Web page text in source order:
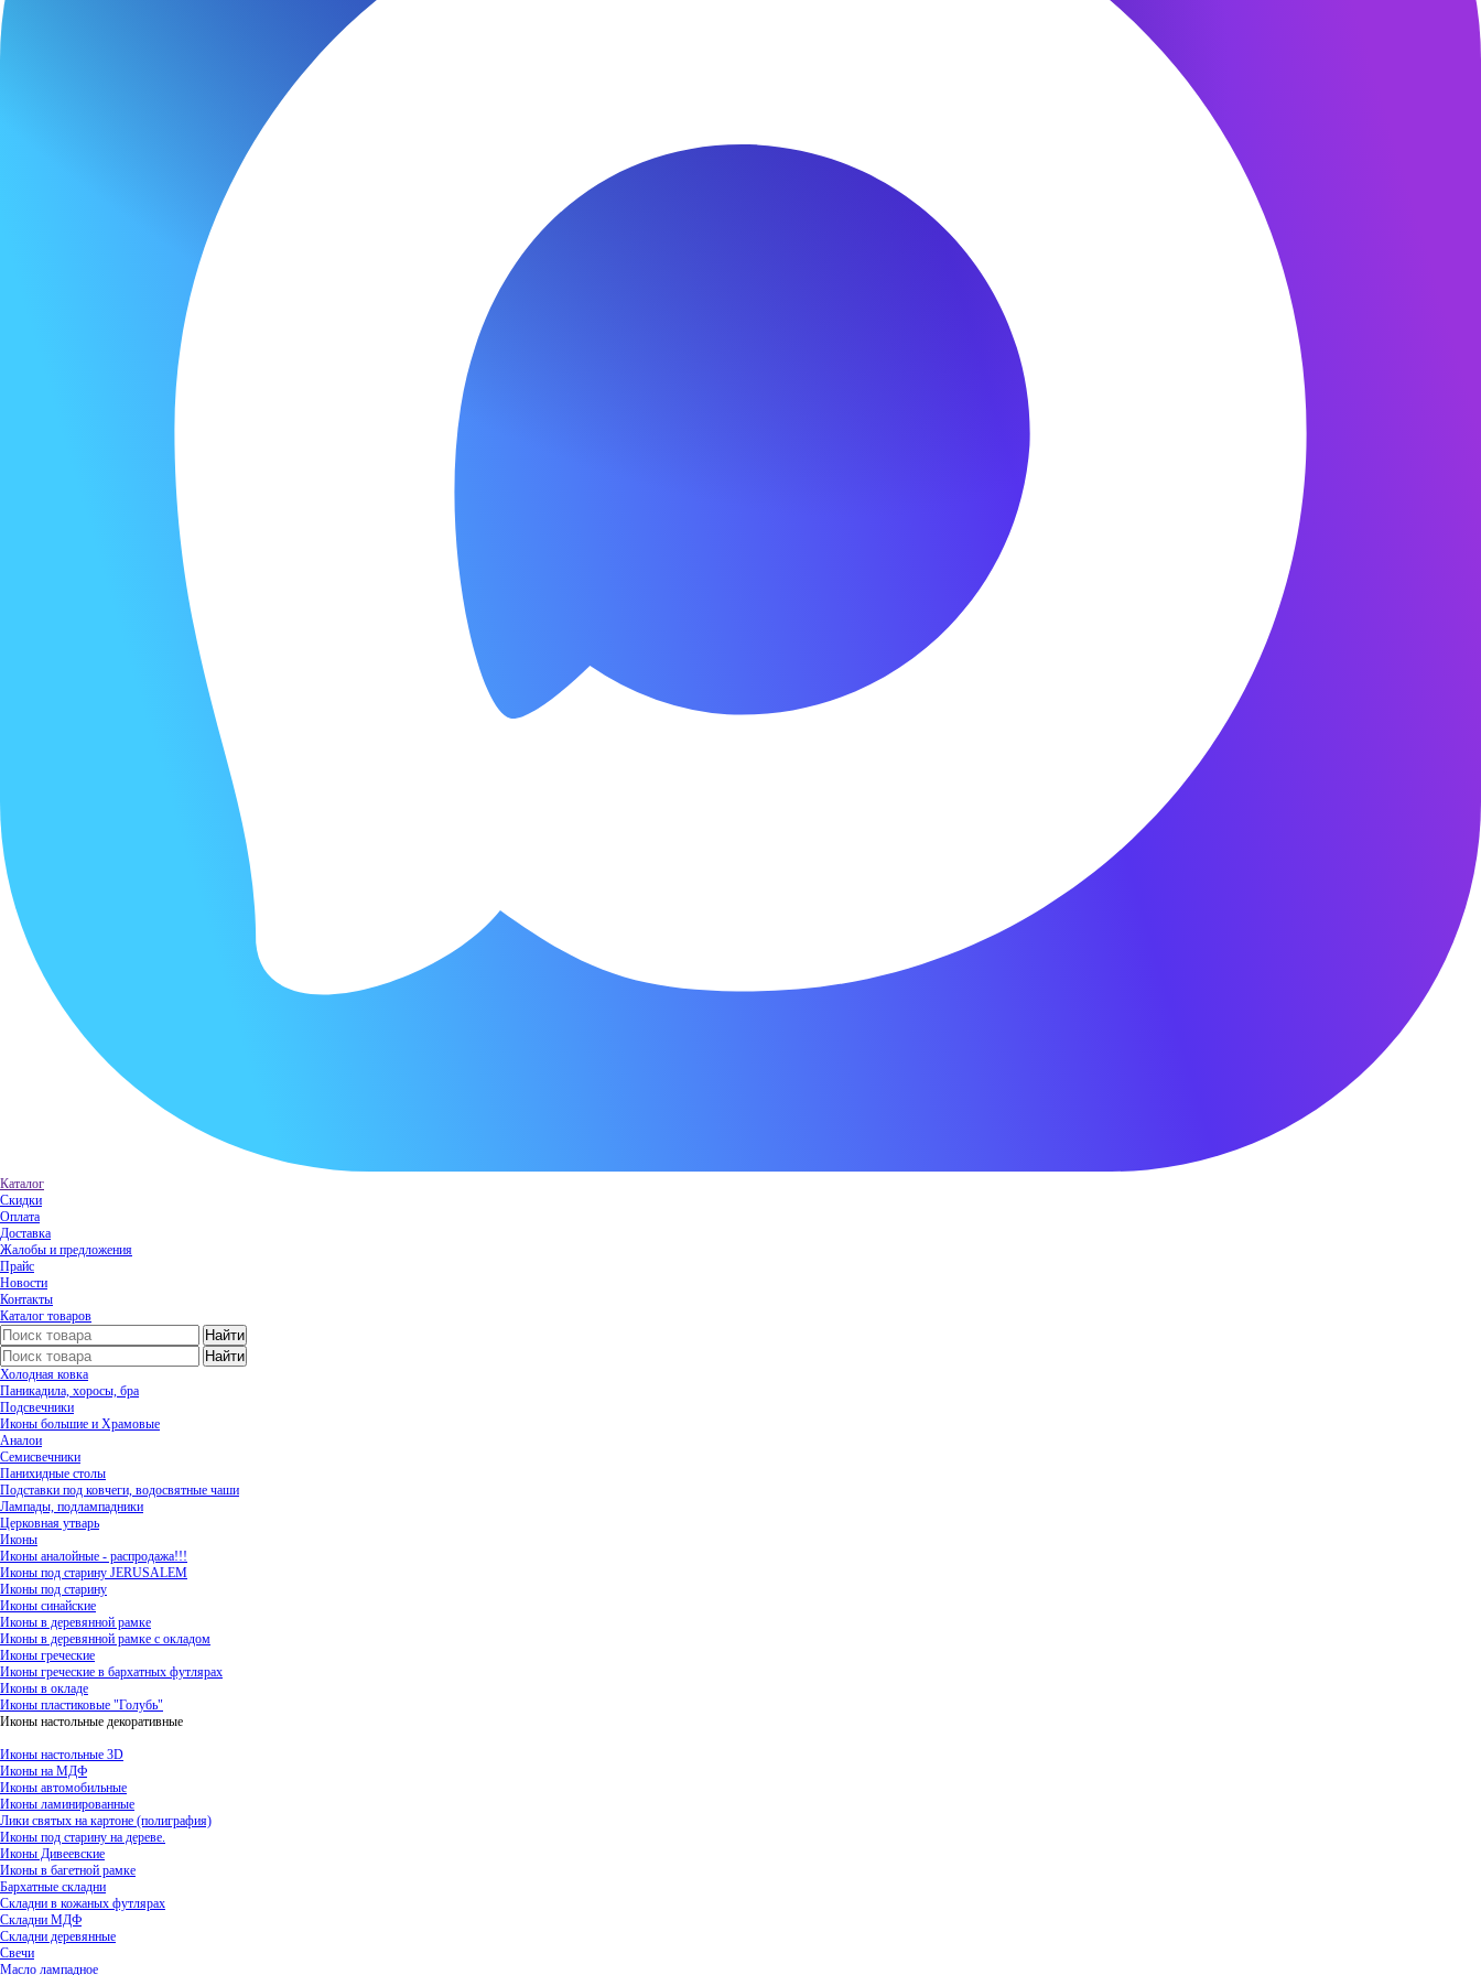
Каталог
Скидки
Оплата
Доставка
Жалобы и предложения
Прайс
Новости
Контакты
Каталог товаров
Холодная ковка
Паникадила, хоросы, бра
Подсвечники
Иконы большие и Храмовые
Аналои
Семисвечники
Панихидные столы
Подставки под ковчеги, водосвятные чаши
Лампады, подлампадники
Церковная утварь
Иконы
Иконы аналойные - распродажа!!!
Иконы под старину JERUSALEM
Иконы под старину
Иконы синайские
Иконы в деревянной рамке
Иконы в деревянной рамке с окладом
Иконы греческие
Иконы греческие в бархатных футлярах
Иконы в окладе
Иконы пластиковые "Голубь"
Иконы настольные декоративные
Иконы настольные 3D
Иконы на МДФ
Иконы автомобильные
Иконы ламинированные
Лики святых на картоне (полиграфия)
Иконы под старину на дереве.
Иконы Дивеевские
Иконы в багетной рамке
Бархатные складни
Складни в кожаных футлярах
Складни МДФ
Складни деревянные
Свечи
Масло лампадное